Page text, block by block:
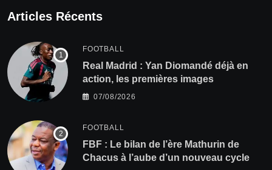
Articles Récents
FOOTBALL
Real Madrid : Yan Diomandé déjà en
action, les premières images
07/08/2026
FOOTBALL
FBF : Le bilan de l’ère Mathurin de
Chacus à l’aube d’un nouveau cycle